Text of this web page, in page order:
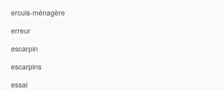
ercuis-ménagère
erreur
escarpin
escarpins
essai